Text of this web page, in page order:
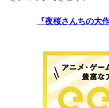
『夜桜さんちの大